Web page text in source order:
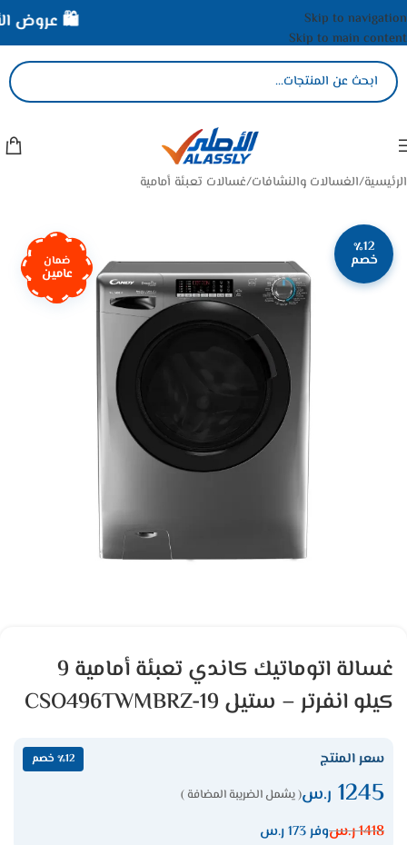
Skip to navigation
Skip to main content
الرئيسية/الغسالات والنشافات/غسالات تعبئة أمامية
٪12
خصم ضمان
عامين
غسالة اتوماتيك كاندي تعبئة أمامية 9
كيلو انفرتر – ستيل CSO496TWMBRZ-19
سعر المنتج ٪12 خصم
1245 ر.س( يشمل الضريبة المضافة )
1418ر.سوفر 173 ر.س
🛍️ عروض